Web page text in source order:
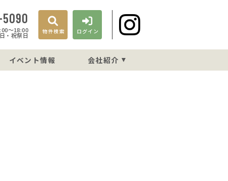
〜18:00
・祝祭日
物件検索 ログイン
イベント情報 会社紹介